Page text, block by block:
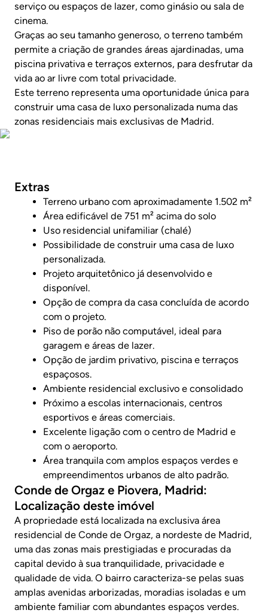
serviço ou espaços de lazer, como ginásio ou sala de
cinema.
Graças ao seu tamanho generoso, o terreno também
permite a criação de grandes áreas ajardinadas, uma
piscina privativa e terraços externos, para desfrutar da
vida ao ar livre com total privacidade.
Este terreno representa uma oportunidade única para
construir uma casa de luxo personalizada numa das
zonas residenciais mais exclusivas de Madrid.
Extras
Terreno urbano com aproximadamente 1.502 m²
Área edificável de 751 m² acima do solo
Uso residencial unifamiliar (chalé)
Possibilidade de construir uma casa de luxo
personalizada.
Projeto arquitetônico já desenvolvido e
disponível.
Opção de compra da casa concluída de acordo
com o projeto.
Piso de porão não computável, ideal para
garagem e áreas de lazer.
Opção de jardim privativo, piscina e terraços
espaçosos.
Ambiente residencial exclusivo e consolidado
Próximo a escolas internacionais, centros
esportivos e áreas comerciais.
Excelente ligação com o centro de Madrid e
com o aeroporto.
Área tranquila com amplos espaços verdes e
empreendimentos urbanos de alto padrão.
Conde de Orgaz e Piovera, Madrid:
Localização deste imóvel
A propriedade está localizada na exclusiva área
residencial de Conde de Orgaz, a nordeste de Madrid,
uma das zonas mais prestigiadas e procuradas da
capital devido à sua tranquilidade, privacidade e
qualidade de vida. O bairro caracteriza-se pelas suas
amplas avenidas arborizadas, moradias isoladas e um
ambiente familiar com abundantes espaços verdes.